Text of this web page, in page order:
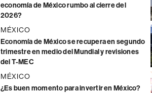
economía de México rumbo al cierre del
2026?
MÉXICO
Economía de México se recupera en segundo
trimestre en medio del Mundial y revisiones
del T-MEC
MÉXICO
¿Es buen momento para invertir en México?